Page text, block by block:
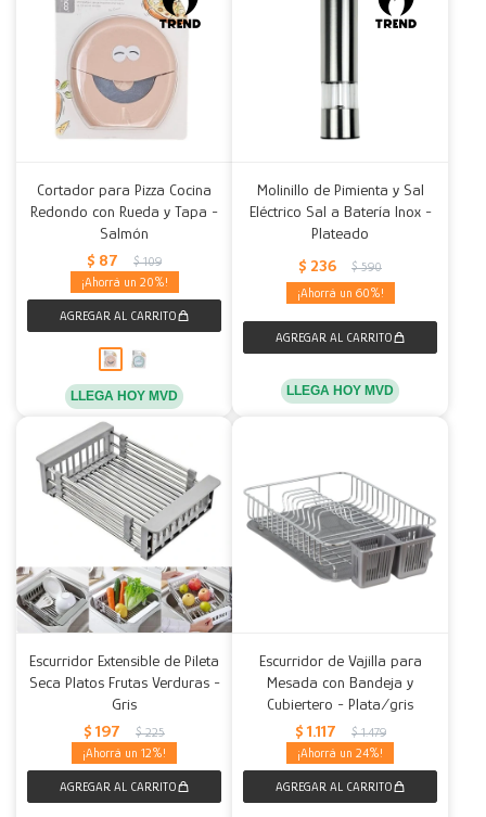
Cortador para Pizza Cocina
Redondo con Rueda y Tapa -
Salmón
$ 87 $ 109
20
LLEGA HOY MVD
Molinillo de Pimienta y Sal
Eléctrico Sal a Batería Inox -
Plateado
$ 236 $ 590
60
LLEGA HOY MVD
Escurridor Extensible de Pileta
Seca Platos Frutas Verduras -
Gris
$ 197 $ 225
12
Escurridor de Vajilla para
Mesada con Bandeja y
Cubiertero - Plata/gris
$ 1.117 $ 1.479
24